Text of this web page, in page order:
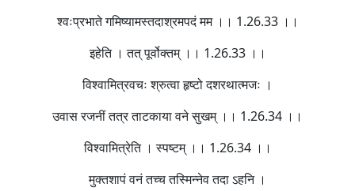
श्वःप्रभाते गमिष्यामस्तदाश्रमपदं मम ।। 1.26.33 ।।
इहेति । तत् पूर्वोक्तम् ।। 1.26.33 ।।
विश्वामित्रवचः श्रुत्वा हृष्टो दशरथात्मजः ।
उवास रजनीं तत्र ताटकाया वने सुखम् ।। 1.26.34 ।।
विश्वामित्रेति । स्पष्टम् ।। 1.26.34 ।।
मुक्तशापं वनं तच्च तस्मिन्नेव तदा ऽहनि ।